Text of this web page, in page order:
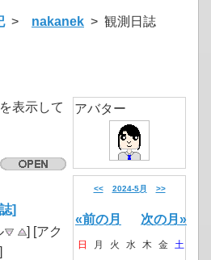
> nakanek > 観測日誌
表示して
]
] [アク
]
アバター
<< 2024-5月 >>
«前の月 次の月»
日 月 火 水 木 金 土